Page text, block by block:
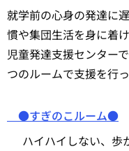
就学前の心身の発達に
慣や集団生活を身に着
児童発達支援センター
つのルームで支援を行っ
●すぎのこルーム●
ハイハイしない、歩